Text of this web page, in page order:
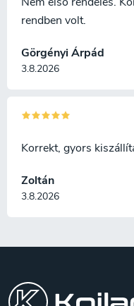
Görgényi Árpád
3.8.2026
rendben volt.
Zoltán
3.8.2026
Korrekt, gyors